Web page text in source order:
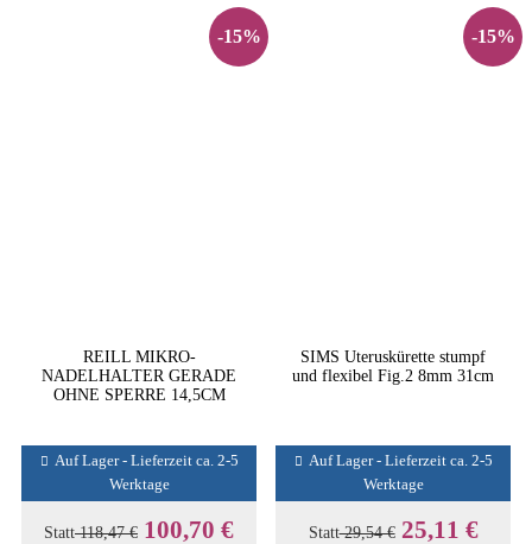
-15%
REILL MIKRO-
NADELHALTER GERADE
OHNE SPERRE 14,5CM
Auf Lager - Lieferzeit ca. 2-5
Werktage
Statt118,47 € 100,70 €
-15%
SIMS Uteruskürette stumpf
und flexibel Fig.2 8mm 31cm
Auf Lager - Lieferzeit ca. 2-5
Werktage
Statt29,54 € 25,11 €